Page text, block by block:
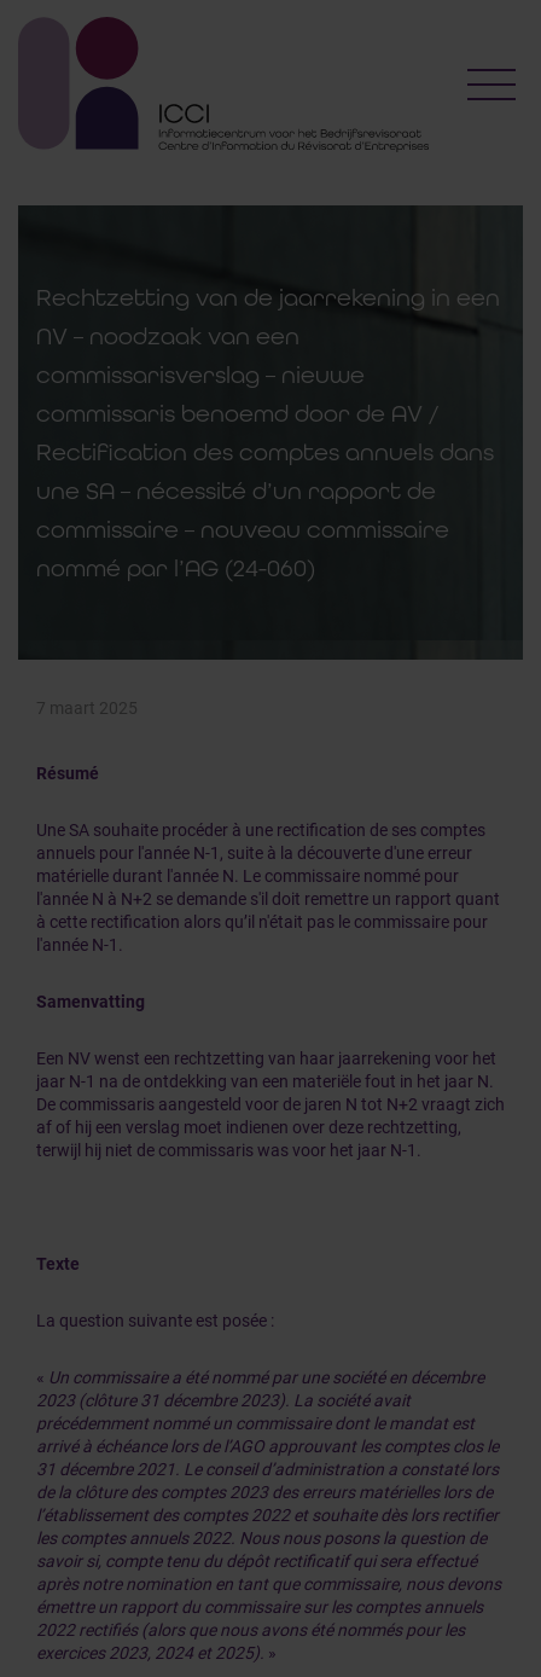
Rechtzetting van de jaarrekening in een
NV – noodzaak van een
commissarisverslag – nieuwe
commissaris benoemd door de AV /
Rectification des comptes annuels dans
une SA – nécessité d’un rapport de
commissaire – nouveau commissaire
nommé par l’AG (24-060)
7 maart 2025
Résumé
Une SA souhaite procéder à une rectification de ses comptes
annuels pour l'année N-1, suite à la découverte d'une erreur
matérielle durant l'année N. Le commissaire nommé pour
l'année N à N+2 se demande s'il doit remettre un rapport quant
à cette rectification alors qu’il n'était pas le commissaire pour
l'année N-1.
Samenvatting
Een NV wenst een rechtzetting van haar jaarrekening voor het
jaar N-1 na de ontdekking van een materiële fout in het jaar N.
De commissaris aangesteld voor de jaren N tot N+2 vraagt zich
af of hij een verslag moet indienen over deze rechtzetting,
terwijl hij niet de commissaris was voor het jaar N-1.
Texte
La question suivante est posée :
« Un commissaire a été nommé par une société en décembre
2023 (clôture 31 décembre 2023). La société avait
précédemment nommé un commissaire dont le mandat est
arrivé à échéance lors de l’AGO approuvant les comptes clos le
31 décembre 2021. Le conseil d’administration a constaté lors
de la clôture des comptes 2023 des erreurs matérielles lors de
l’établissement des comptes 2022 et souhaite dès lors rectifier
les comptes annuels 2022. Nous nous posons la question de
savoir si, compte tenu du dépôt rectificatif qui sera effectué
après notre nomination en tant que commissaire, nous devons
émettre un rapport du commissaire sur les comptes annuels
2022 rectifiés (alors que nous avons été nommés pour les
exercices 2023, 2024 et 2025). »